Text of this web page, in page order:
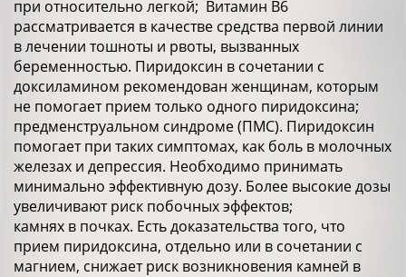
при относительно легкой; Витамин В6
рассматривается в качестве средства первой линии
в лечении тошноты и рвоты, вызванных
беременностью. Пиридоксин в сочетании с
доксиламином рекомендован женщинам, которым
не помогает прием только одного пиридоксина;
предменструальном синдроме (ПМС). Пиридоксин
помогает при таких симптомах, как боль в молочных
железах и депрессия. Необходимо принимать
минимально эффективную дозу. Более высокие дозы
увеличивают риск побочных эффектов;
камнях в почках. Есть доказательства того, что
прием пиридоксина, отдельно или в сочетании с
магнием, снижает риск возникновения камней в